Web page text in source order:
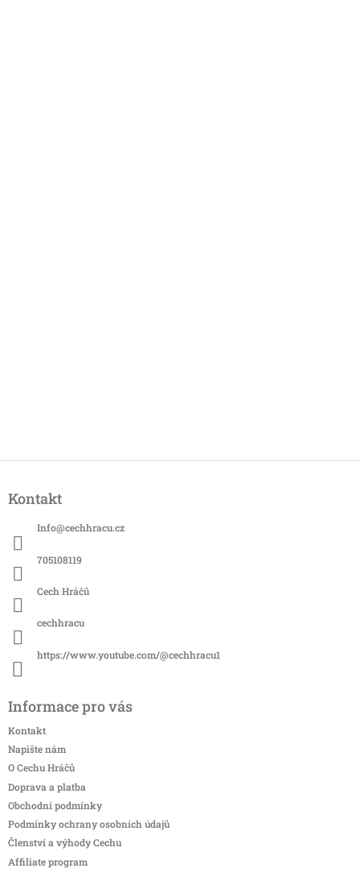
pKontakt
Info@cechhracu.cz
705108119
Cech Hráčů
cechhracu
https://www.youtube.com/@cechhracu1
Informace pro vás
Kontakt
Napište nám
O Cechu Hráčů
Doprava a platba
Obchodní podmínky
Podmínky ochrany osobních údajů
Členství a výhody Cechu
Affiliate program